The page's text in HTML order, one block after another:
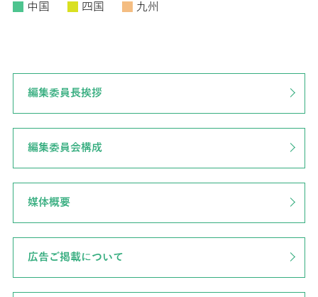
中国
四国 九州
編集委員長挨拶
編集委員会構成
媒体概要
広告ご掲載について